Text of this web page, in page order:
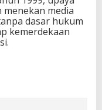
media
dasar hukum
kemerdekaan